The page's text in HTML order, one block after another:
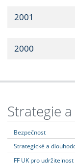
2001
2000
Strategie
Bezpečnost
Strategické a
FF UK pro udržitelnost